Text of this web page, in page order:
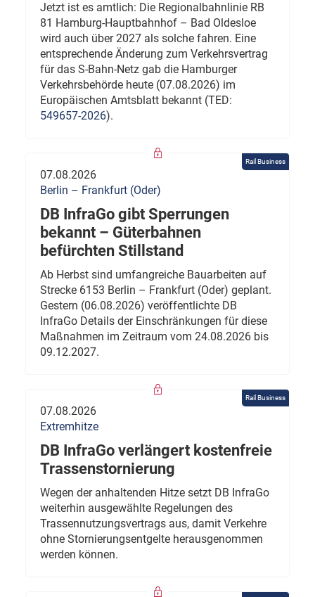
Jetzt ist es amtlich: Die Regionalbahnlinie RB
81 Hamburg-Hauptbahnhof – Bad Oldesloe
wird auch über 2027 als solche fahren. Eine
entsprechende Änderung zum Verkehrsvertrag
für das S-Bahn-Netz gab die Hamburger
Verkehrsbehörde heute (07.08.2026) im
Europäischen Amtsblatt bekannt (TED:
549657-2026).
Rail Business
07.08.2026
Berlin – Frankfurt (Oder)
DB InfraGo gibt Sperrungen
bekannt – Güterbahnen
befürchten Stillstand
Ab Herbst sind umfangreiche Bauarbeiten auf
Strecke 6153 Berlin – Frankfurt (Oder) geplant.
Gestern (06.08.2026) veröffentlichte DB
InfraGo Details der Einschränkungen für diese
Maßnahmen im Zeitraum vom 24.08.2026 bis
09.12.2027.
Rail Business
07.08.2026
Extremhitze
DB InfraGo verlängert kostenfreie
Trassenstornierung
Wegen der anhaltenden Hitze setzt DB InfraGo
weiterhin ausgewählte Regelungen des
Trassennutzungsvertrags aus, damit Verkehre
ohne Stornierungsentgelte herausgenommen
werden können.